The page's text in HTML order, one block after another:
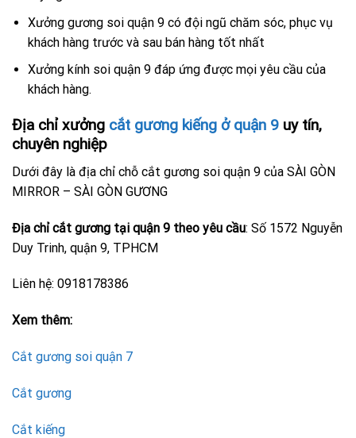
Xưởng gương soi quận 9 có đội ngũ chăm sóc, phục vụ
khách hàng trước và sau bán hàng tốt nhất
Xưởng kính soi quận 9 đáp ứng được mọi yêu cầu của
khách hàng.
Địa chỉ xưởng cắt gương kiếng ở quận 9 uy tín,
chuyên nghiệp
Dưới đây là địa chỉ chỗ cắt gương soi quận 9 của SÀI GÒN
MIRROR – SÀI GÒN GƯƠNG
Địa chỉ cắt gương tại quận 9 theo yêu cầu: Số 1572 Nguyễn
Duy Trinh, quận 9, TPHCM
Liên hệ: 0918178386
Xem thêm:
Cắt gương soi quận 7
Cắt gương
Cắt kiếng